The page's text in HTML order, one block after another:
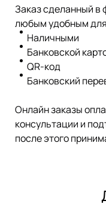
Заказ сделанный в
любым удобным
Наличными
Банковской
QR-код
Банковский
Онлайн заказы
консультации и
после этого